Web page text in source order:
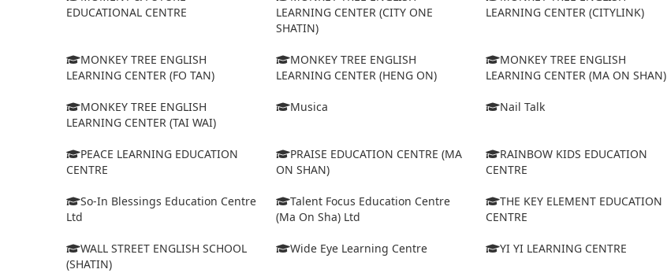
EDUCATIONAL CENTRE
LEARNING CENTER (CITY ONE
SHATIN)
LEARNING CENTER (CITYLINK)
MONKEY TREE ENGLISH
LEARNING CENTER (FO TAN)
MONKEY TREE ENGLISH
LEARNING CENTER (HENG ON)
MONKEY TREE ENGLISH
LEARNING CENTER (MA ON SHAN)
MONKEY TREE ENGLISH
LEARNING CENTER (TAI WAI)
Musica Nail Talk
PEACE LEARNING EDUCATION
CENTRE
PRAISE EDUCATION CENTRE (MA
ON SHAN)
RAINBOW KIDS EDUCATION
CENTRE
So-In Blessings Education Centre
Ltd
Talent Focus Education Centre
(Ma On Sha) Ltd
THE KEY ELEMENT EDUCATION
CENTRE
WALL STREET ENGLISH SCHOOL
(SHATIN)
Wide Eye Learning Centre YI YI LEARNING CENTRE